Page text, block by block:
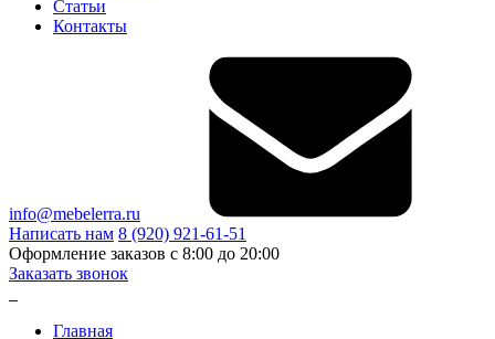
Статьи
Контакты
info@mebelerra.ru
Написать нам 8 (920) 921-61-51
Оформление заказов с 8:00 до 20:00
Заказать звонок
Главная